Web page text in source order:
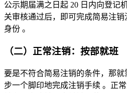
公示期届满之日起 20 日内向登记
关审核通过后，即可完成简易注
身份 。
（二）正常注销：按部就班
要是不符合简易注销的条件，那
步一个脚印地完成注销手续 。正